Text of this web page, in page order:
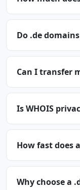
Do .de
Can I transfer
Is WHOIS
How fast does
Why choose a